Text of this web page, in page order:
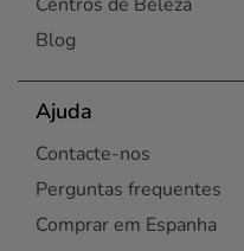
Blog
Ajuda
Contacte-nos
Perguntas frequentes
Comprar em Espanha